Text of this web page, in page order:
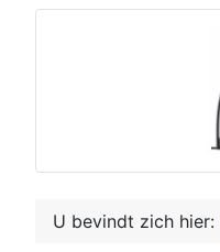
U bevindt zich hier: